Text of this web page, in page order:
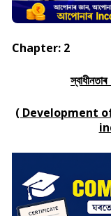
Chapter: 2
( Development